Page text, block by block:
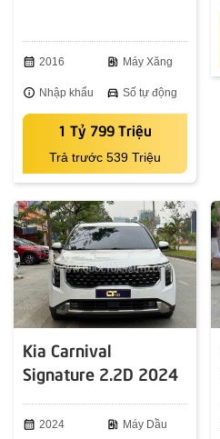
calendar_month 2016 ev_station Máy Xăng
info Nhập khẩu directions_car Số tự động
1 Tỷ 799 Triệu
Trả trước 539 Triệu
Kia Carnival
Signature 2.2D 2024
calendar_month 2024 ev_station Máy Dầu